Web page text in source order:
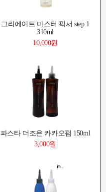
그리에이트 마스터 픽서 step 1
310ml
10,000원
파스타 더조은 카카오펌 150ml
3,000원